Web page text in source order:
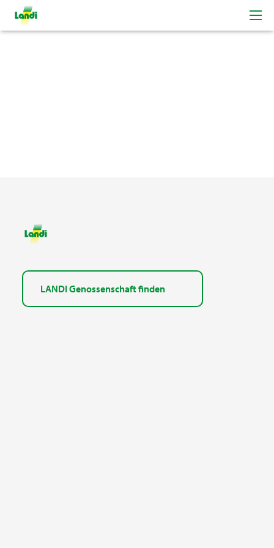
LANDI Genossenschaft finden